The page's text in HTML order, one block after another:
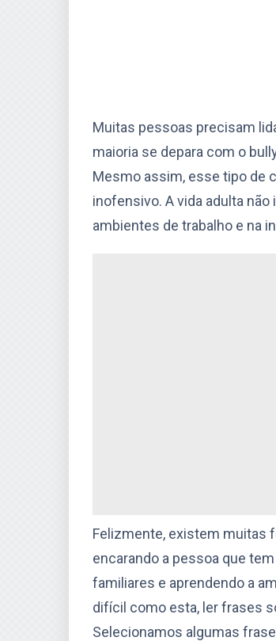
Muitas pessoas precisam
maioria se depara com o
Mesmo assim, esse tipo de
inofensivo. A vida adulta
ambientes de trabalho e na
Felizmente, existem muitas
encarando a pessoa que
familiares e aprendendo a
difícil como esta, ler frases
Selecionamos algumas